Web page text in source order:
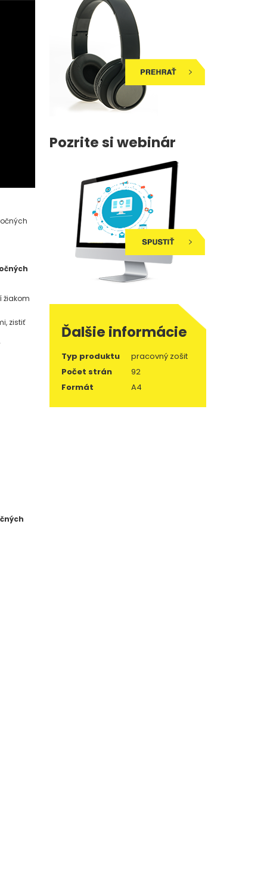
žiakom
zistiť
Pozrite si webinár
Ďalšie informácie
Typ produktu
pracovný zošit
Počet strán
92
Formát
A4